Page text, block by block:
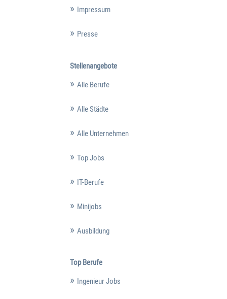
Impressum
Presse
Stellenangebote
Alle Berufe
Alle Städte
Alle Unternehmen
Top Jobs
IT-Berufe
Minijobs
Ausbildung
Top Berufe
Ingenieur Jobs